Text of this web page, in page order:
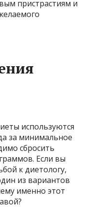
пристрастиям и
используются
за минимальное
сбросить
Если вы
к диетологу,
из вариантов
именно этот